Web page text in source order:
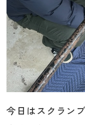
今日はスクラン